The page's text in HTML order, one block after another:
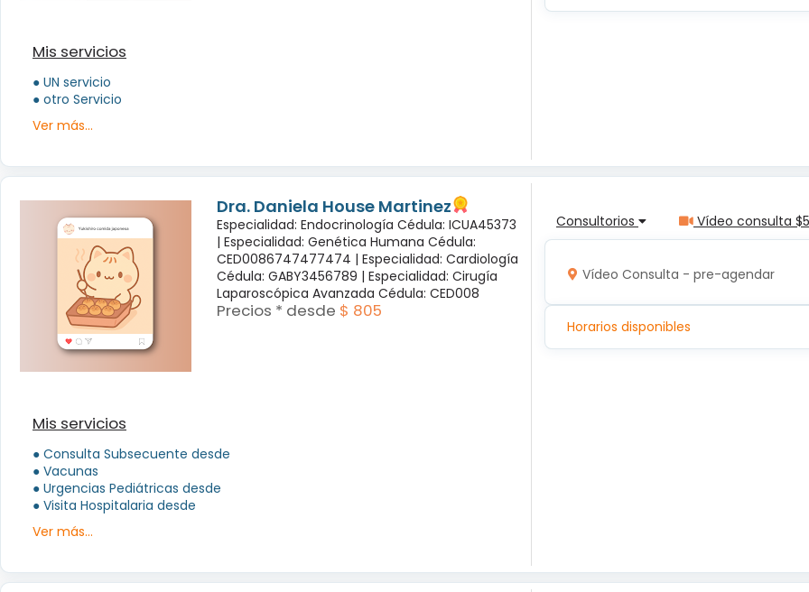
Mis servicios
● UN servicio
● otro Servicio
Ver más...
Dra. Daniela House Martinez
Especialidad: Endocrinología Cédula: ICUA45373
| Especialidad: Genética Humana Cédula:
CED0086747477474 | Especialidad: Cardiología
Cédula: GABY3456789 | Especialidad: Cirugía
Laparoscópica Avanzada Cédula: CED008
Precios * desde $ 805
Mis servicios
● Consulta Subsecuente desde
● Vacunas
● Urgencias Pediátricas desde
● Visita Hospitalaria desde
Ver más...
Consultorios Vídeo consulta
Vídeo Consulta - pre-agendar
Horarios disponibles